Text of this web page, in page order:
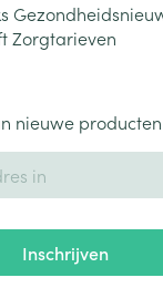
Zorgtarieven
nieuwe
Inschrijven